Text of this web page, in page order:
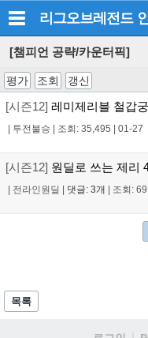
리그오브레전드
[챔피언 공략/카운터픽]
평가 조회 갱신
[시즌12] 레미제리블 철갑
투전불승 조회: 35,495 01-27
[시즌12] 원딜로 쓰는 제리
전라인원딜 댓글: 3개 조회:
목록